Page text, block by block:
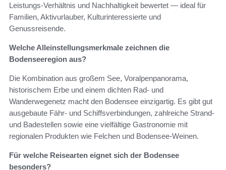
Leistungs-Verhältnis und Nachhaltigkeit bewertet — ideal für
Familien, Aktivurlauber, Kulturinteressierte und
Genussreisende.
Welche Alleinstellungsmerkmale zeichnen die
Bodenseeregion aus?
Die Kombination aus großem See, Voralpenpanorama,
historischem Erbe und einem dichten Rad- und
Wanderwegenetz macht den Bodensee einzigartig. Es gibt gut
ausgebaute Fähr- und Schiffsverbindungen, zahlreiche Strand-
und Badestellen sowie eine vielfältige Gastronomie mit
regionalen Produkten wie Felchen und Bodensee-Weinen.
Für welche Reisearten eignet sich der Bodensee
besonders?